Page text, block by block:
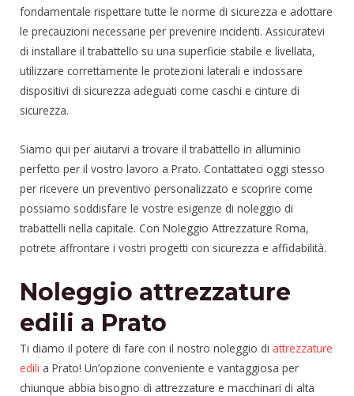
fondamentale rispettare tutte le norme di sicurezza e adottare
le precauzioni necessarie per prevenire incidenti. Assicuratevi
di installare il trabattello su una superficie stabile e livellata,
utilizzare correttamente le protezioni laterali e indossare
dispositivi di sicurezza adeguati come caschi e cinture di
sicurezza.
Siamo qui per aiutarvi a trovare il trabattello in alluminio
perfetto per il vostro lavoro a Prato. Contattateci oggi stesso
per ricevere un preventivo personalizzato e scoprire come
possiamo soddisfare le vostre esigenze di noleggio di
trabattelli nella capitale. Con Noleggio Attrezzature Roma,
potrete affrontare i vostri progetti con sicurezza e affidabilità.
Noleggio attrezzature
edili a Prato
Ti diamo il potere di fare con il nostro noleggio di attrezzature
edili a Prato! Un’opzione conveniente e vantaggiosa per
chiunque abbia bisogno di attrezzature e macchinari di alta